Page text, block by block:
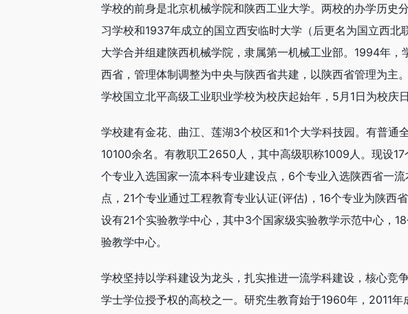
学校的前身是北京机械学院和陕西工业大学。两校的办学历史
习学校和1937年成立的国立西安临时大学（后更名为国立西
大学合并组建陕西机械学院，隶属第一机械工业部。1994年
西省，管理体制调整为中央与陕西省共建，以陕西省管理为主
学校国立北平高级工业职业学校为校庆起始年，5月1日为校庆日
学校建有金花、曲江、莲湖3个校区和1个大学科技园。有普通
10100余名。有教职工2650人，其中高级职称1009人。现设
个专业入选国家一流本科专业建设点，6个专业入选陕西省一
点，21个专业通过工程教育专业认证(评估)，16个专业为陕西
设有21个实验教学中心，其中3个国家级实验教学示范中心，
验教学中心。
学校坚持以学科建设为龙头，扎实推进一流学科建设，核心竞
学士学位授予权的高校之一。研究生教育始于1960年，2011